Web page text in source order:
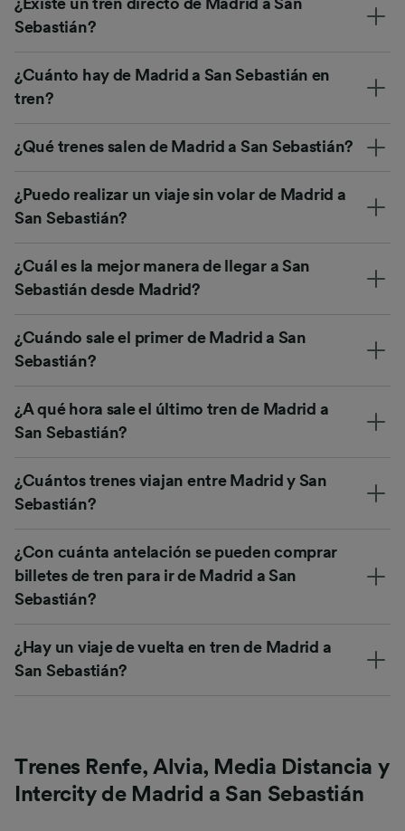
¿Existe un tren directo de Madrid a San
Sebastián?
¿Cuánto hay de Madrid a San Sebastián en
tren?
¿Qué trenes salen de Madrid a San Sebastián?
¿Puedo realizar un viaje sin volar de Madrid a
San Sebastián?
¿Cuál es la mejor manera de llegar a San
Sebastián desde Madrid?
¿Cuándo sale el primer de Madrid a San
Sebastián?
¿A qué hora sale el último tren de Madrid a
San Sebastián?
¿Cuántos trenes viajan entre Madrid y San
Sebastián?
¿Con cuánta antelación se pueden comprar
billetes de tren para ir de Madrid a San
Sebastián?
¿Hay un viaje de vuelta en tren de Madrid a
San Sebastián?
Trenes Renfe, Alvia, Media Distancia y
Intercity de Madrid a San Sebastián